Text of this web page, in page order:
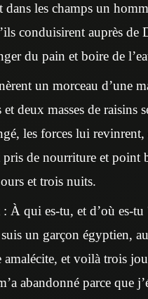
dans les champs un
conduisirent auprès de
du pain et boire de
un morceau d’une
et deux masses de raisins
les forces lui revinrent,
de nourriture et point
et trois nuits.
À qui es-tu, et d’où es-tu
un garçon égyptien,
amalécite, et voilà trois
abandonné parce que